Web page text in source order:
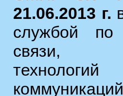
21.06.2013 г.
службой
связи,